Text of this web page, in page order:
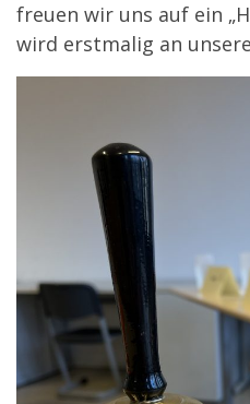
freuen wir uns auf ein
wird erstmalig an